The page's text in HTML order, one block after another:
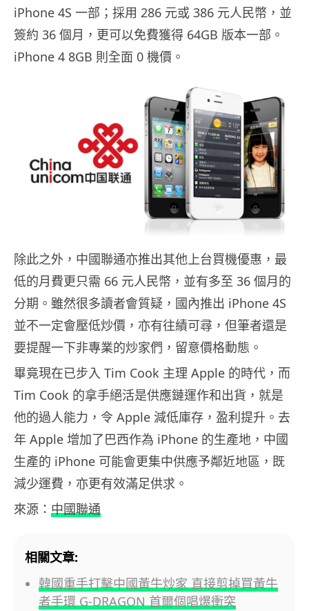
iPhone 4S 一部；採用 286 元或 386 元人民幣，並
簽約 36 個月，更可以免費獲得 64GB 版本一部。
iPhone 4 8GB 則全面 0 機價。
除此之外，中國聯通亦推出其他上台買機優惠，最
低的月費更只需 66 元人民幣，並有多至 36 個月的
分期。雖然很多讀者會質疑，國內推出 iPhone 4S
並不一定會壓低炒價，亦有往績可尋，但筆者還是
要提醒一下非專業的炒家們，留意價格動態。
畢竟現在已步入 Tim Cook 主理 Apple 的時代，而
Tim Cook 的拿手絕活是供應鏈運作和出貨，就是
他的過人能力，令 Apple 減低庫存，盈利提升。去
年 Apple 增加了巴西作為 iPhone 的生產地，中國
生產的 iPhone 可能會更集中供應予鄰近地區，既
減少運費，亦更有效滿足供求。
來源： 中國聯通
相關文章:
韓國重手打擊中國黃牛炒家 直接剪掉買黃牛
者手環 G-DRAGON 首爾個唱爆衝突